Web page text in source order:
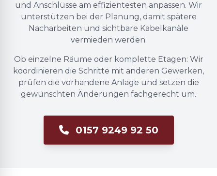
und Anschlüsse am effizientesten anpassen. Wir
unterstützen bei der Planung, damit spätere
Nacharbeiten und sichtbare Kabelkanäle
vermieden werden.
Ob einzelne Räume oder komplette Etagen: Wir
koordinieren die Schritte mit anderen Gewerken,
prüfen die vorhandene Anlage und setzen die
gewünschten Änderungen fachgerecht um.
0157 9249 92 50